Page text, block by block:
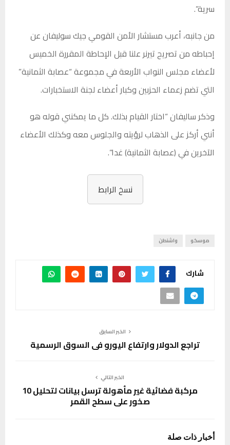
سرية”.
من جانبه، أعرب مستشار الأمن القومي جيك سوليفان عن
إحباطه من تصريح تيرنر علنا قبل الإحاطة المقررة الخميس
لأعضاء مجلس النواب الأربعة في مجموعة “عصابة الثمانية”
التي تضم زعماء الحزبين وكبار أعضاء لجنة الاستخبارات.
وذكر ساليفان “اختار القيام بذلك. كل ما يمكنني قوله هو
أنني أركز على الذهاب لرؤيته والجلوس معه وكذلك الأعضاء
الآخرين في (عصابة الثمانية) غدا”.
نسخ الرابط
موسكو واشنطن
شارك
الخبر السابق
تراجع الدولار وارتفاع اليورو في السوق الرسمية
الخبر التالي
مركبة فضائية غير مأهولة ترسل بيانات لتحليل 10
صخور على سطح القمر
أخبار ذات صلة